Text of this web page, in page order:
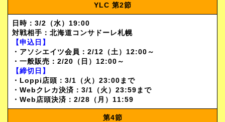
YLC 第2節
日時： 3/2（水） 19:00
対戦相手： 北海道コンサドーレ札幌
【申込日】
・アソシエイツ会員：2/12（土）12:00～
・一般販売：2/20（日）12:00～
【締切日】
・Loppi店頭：3/1（火）23:00まで
・Webクレカ決済：3/1（火）23:59まで
・Web店頭決済：2/28（月）11:59
第4節